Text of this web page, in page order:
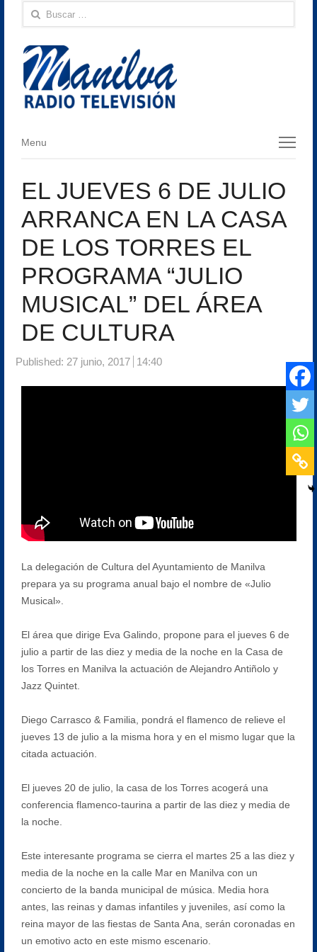
Buscar:
Menu
Menu
EL JUEVES 6 DE JULIO
ARRANCA EN LA CASA
DE LOS TORRES EL
PROGRAMA “JULIO
MUSICAL” DEL ÁREA
DE CULTURA
Published: 27 junio, 2017 14:40
La delegación de Cultura del Ayuntamiento de Manilva
prepara ya su programa anual bajo el nombre de «Julio
Musical».
El área que dirige Eva Galindo, propone para el jueves 6 de
julio a partir de las diez y media de la noche en la Casa de
los Torres en Manilva la actuación de Alejandro Antiñolo y
Jazz Quintet.
Diego Carrasco & Familia, pondrá el flamenco de relieve el
jueves 13 de julio a la misma hora y en el mismo lugar que la
citada actuación.
El jueves 20 de julio, la casa de los Torres acogerá una
conferencia flamenco-taurina a partir de las diez y media de
la noche.
Este interesante programa se cierra el martes 25 a las diez y
media de la noche en la calle Mar en Manilva con un
concierto de la banda municipal de música. Media hora
antes, las reinas y damas infantiles y juveniles, así como la
reina mayor de las fiestas de Santa Ana, serán coronadas en
un emotivo acto en este mismo escenario.